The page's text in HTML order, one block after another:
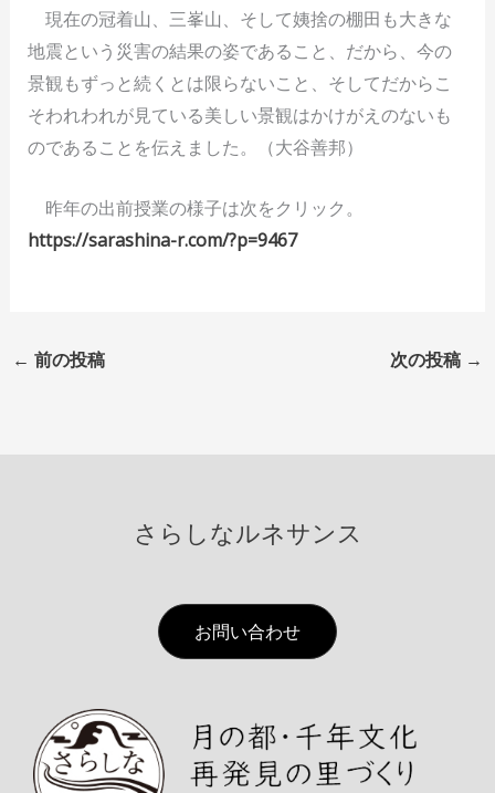
現在の冠着山、三峯山、そして姨捨の棚田も大きな
地震という災害の結果の姿であること、だから、今の
景観もずっと続くとは限らないこと、そしてだからこ
そわれわれが見ている美しい景観はかけがえのないも
のであることを伝えました。（大谷善邦）
昨年の出前授業の様子は次をクリック。
https://sarashina-r.com/?p=9467
← 前の投稿 次の投稿 →
さらしなルネサンス
お問い合わせ